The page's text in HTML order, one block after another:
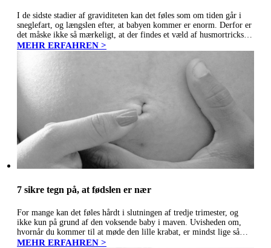
I de sidste stadier af graviditeten kan det føles som om tiden går i
sneglefart, og længslen efter, at babyen kommer er enorm. Derfor er
det måske ikke så mærkeligt, at der findes et væld af husmortricks til
at sætte…
MEHR ERFAHREN >
7 sikre tegn på, at fødslen er nær
For mange kan det føles hårdt i slutningen af tredje trimester, og
ikke kun på grund af den voksende baby i maven. Uvisheden om,
hvornår du kommer til at møde den lille krabat, er mindst lige så
udfordrende. Sandheden er,…
MEHR ERFAHREN >